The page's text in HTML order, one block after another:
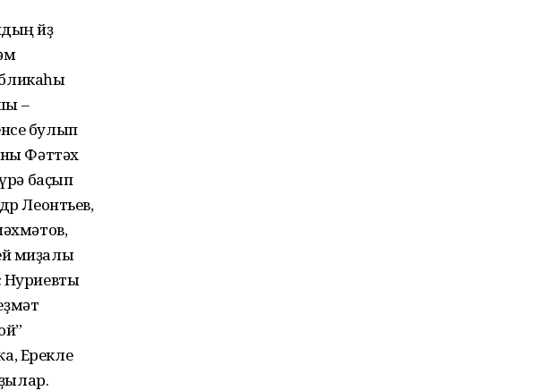
йөҙ
–
булып
Фәттәх
баҫып
Леонтьев,
миҙалы
Нуриевты
Ерекле